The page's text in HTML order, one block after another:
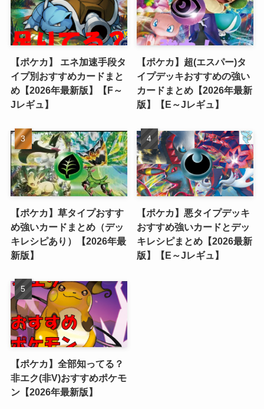
【ポケカ】 エネ加速手段タ
イプ別おすすめカードまと
め【2026年最新版】【F～
Jレギュ】
【ポケカ】超(エスパー)タ
イプデッキおすすめの強い
カードまとめ【2026年最新
版】【E～Jレギュ】
【ポケカ】草タイプおすす
め強いカードまとめ（デッ
キレシピあり）【2026年最
新版】
【ポケカ】悪タイプデッキ
おすすめ強いカードとデッ
キレシピまとめ【2026最新
版】【E～Jレギュ】
【ポケカ】全部知ってる？
非エク(非V)おすすめポケモ
ン【2026年最新版】